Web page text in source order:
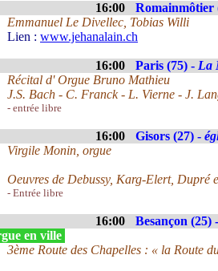
16:00 Romainmôtier
Emmanuel Le Divellec, Tobias Willi
Lien : www.jehanalain.ch
16:00 Paris (75) - La
Récital d' Orgue Bruno Mathieu
J.S. Bach - C. Franck - L. Vierne - J.
- entrée libre
16:00 Gisors (27) -
Virgile Monin, orgue
Oeuvres de Debussy, Karg-Elert, Dupré
- Entrée libre
16:00 Besançon (25) -
en ville
3ème Route des Chapelles : « la Route